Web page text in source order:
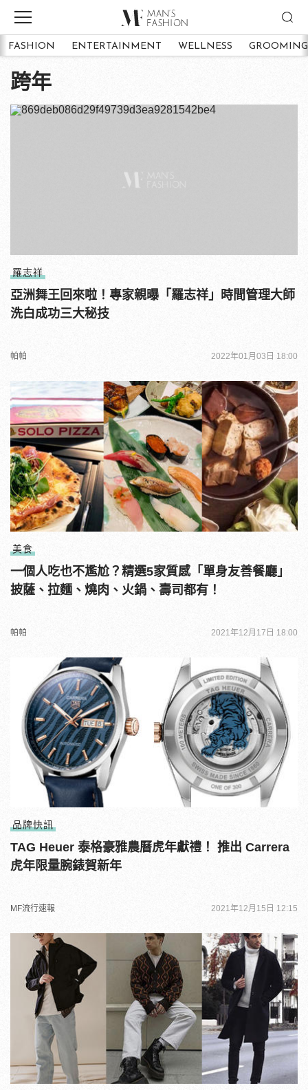
FASHION ENTERTAINMENT WELLNESS GROOMING
跨年
羅志祥
亞洲舞王回來啦！專家親曝「羅志祥」時間管理大師
洗白成功三大秘技
帕帕 2022年01月03日 18:00
美食
一個人吃也不尷尬？精選5家質感「單身友善餐廳」
披薩、拉麵、燒肉、火鍋、壽司都有！
帕帕 2021年12月17日 18:00
品牌快訊
TAG Heuer 泰格豪雅農曆虎年獻禮！ 推出 Carrera
虎年限量腕錶賀新年
MF流行速報 2021年12月15日 12:15